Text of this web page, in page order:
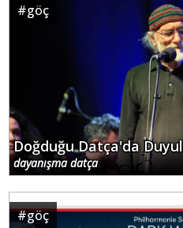
#göç
Doğduğu Datça'da
dayanışma datça
#göç